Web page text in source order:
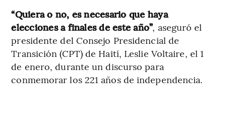
“Quiera o no, es necesario que haya
elecciones a finales de este año”, aseguró el
presidente del Consejo Presidencial de
Transición (CPT) de Haití, Leslie Voltaire, el 1
de enero, durante un discurso para
conmemorar los 221 años de independencia.